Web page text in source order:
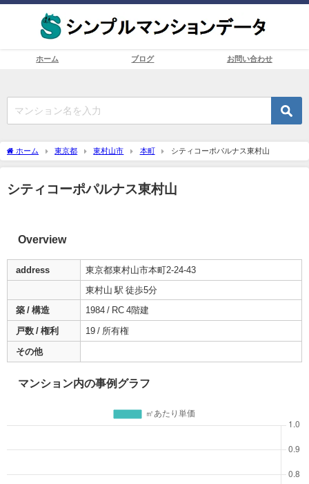
ホーム ブログ お問い合わせ
ホーム 東京都 東村山市 本町 シティコーポパルナス東村山
シティコーポパルナス東村山
Overview
address 東京都東村山市本町2-24-43
東村山 駅 徒歩5分
築 / 構造 1984 / RC 4階建
戸数 / 権利 19 / 所有権
その他
マンション内の事例グラフ